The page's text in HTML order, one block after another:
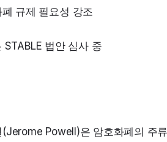
규제 필요성 강조
법안 심사 중
Powell)은 암호화폐의 주